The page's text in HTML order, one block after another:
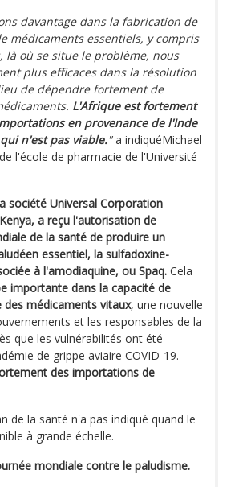
davantage dans la fabrication de
médicaments essentiels, y compris
là où se situe le problème, nous
plus efficaces dans la résolution
de dépendre fortement de
L'Afrique est fortement
en provenance de l'Inde
n'est pas viable."a indiquéMichael
l'école de pharmacie de l'Université
société Universal Corporation
a reçu l'autorisation de
de la santé de produire un
essentiel, la sulfadoxine-
à l'amodiaquine, ou Spaq. Cela
importante dans la capacité de
des médicaments vitaux, une nouvelle
et les responsables de la
que les vulnérabilités ont été
de grippe aviaire COVID-19.
des importations de
de la santé n'a pas indiqué quand le
à grande échelle.
mondiale contre le paludisme.